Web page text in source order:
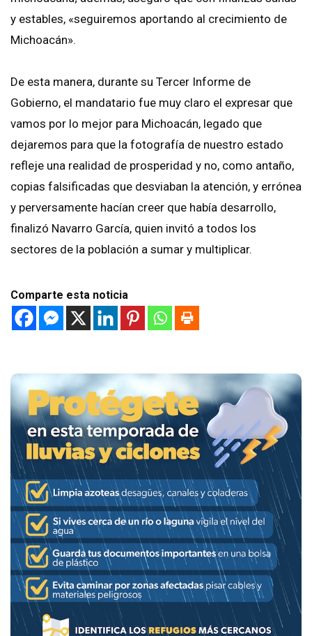
y estables, «seguiremos aportando al crecimiento de
Michoacán».
De esta manera, durante su Tercer Informe de
Gobierno, el mandatario fue muy claro el expresar que
vamos por lo mejor para Michoacán, legado que
dejaremos para que la fotografía de nuestro estado
refleje una realidad de prosperidad y no, como antaño,
copias falsificadas que desviaban la atención, y errónea
y perversamente hacían creer que había desarrollo,
finalizó Navarro García, quien invitó a todos los
sectores de la población a sumar y multiplicar.
Comparte esta noticia